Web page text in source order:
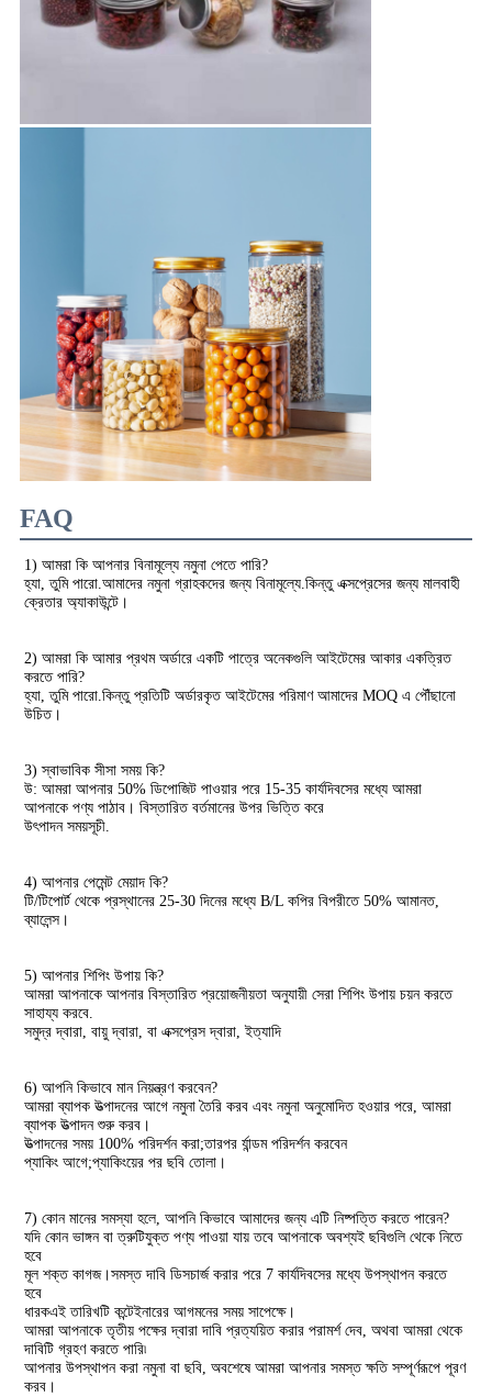
FAQ
1) আমরা কি আপনার বিনামূল্যে নমুনা পেতে পারি?
হ্যা, তুমি পারো.আমাদের নমুনা গ্রাহকদের জন্য বিনামূল্যে.কিন্তু এক্সপ্রেসের জন্য মালবাহী
ক্রেতার অ্যাকাউন্টে।
2) আমরা কি আমার প্রথম অর্ডারে একটি পাত্রে অনেকগুলি আইটেমের আকার একত্রিত
করতে পারি?
হ্যা, তুমি পারো.কিন্তু প্রতিটি অর্ডারকৃত আইটেমের পরিমাণ আমাদের MOQ এ পৌঁছানো
উচিত।
3) স্বাভাবিক সীসা সময় কি?
উ: আমরা আপনার 50% ডিপোজিট পাওয়ার পরে 15-35 কার্যদিবসের মধ্যে আমরা
আপনাকে পণ্য পাঠাব। বিস্তারিত বর্তমানের উপর ভিত্তি করে
উৎপাদন সময়সূচী.
4) আপনার পেমেন্ট মেয়াদ কি?
টি/টিপোর্ট থেকে প্রস্থানের 25-30 দিনের মধ্যে B/L কপির বিপরীতে 50% আমানত,
ব্যালেন্স।
5) আপনার শিপিং উপায় কি?
আমরা আপনাকে আপনার বিস্তারিত প্রয়োজনীয়তা অনুযায়ী সেরা শিপিং উপায় চয়ন করতে
সাহায্য করবে.
সমুদ্র দ্বারা, বায়ু দ্বারা, বা এক্সপ্রেস দ্বারা, ইত্যাদি
6) আপনি কিভাবে মান নিয়ন্ত্রণ করবেন?
আমরা ব্যাপক উত্পাদনের আগে নমুনা তৈরি করব এবং নমুনা অনুমোদিত হওয়ার পরে, আমরা
ব্যাপক উত্পাদন শুরু করব।
উত্পাদনের সময় 100% পরিদর্শন করা;তারপর র্যান্ডম পরিদর্শন করবেন
প্যাকিং আগে;প্যাকিংয়ের পর ছবি তোলা।
7) কোন মানের সমস্যা হলে, আপনি কিভাবে আমাদের জন্য এটি নিষ্পত্তি করতে পারেন?
যদি কোন ভাঙ্গন বা ত্রুটিযুক্ত পণ্য পাওয়া যায় তবে আপনাকে অবশ্যই ছবিগুলি থেকে নিতে
হবে
মূল শক্ত কাগজ।সমস্ত দাবি ডিসচার্জ করার পরে 7 কার্যদিবসের মধ্যে উপস্থাপন করতে
হবে
ধারকএই তারিখটি কন্টেইনারের আগমনের সময় সাপেক্ষে।
আমরা আপনাকে তৃতীয় পক্ষের দ্বারা দাবি প্রত্যয়িত করার পরামর্শ দেব, অথবা আমরা থেকে
দাবিটি গ্রহণ করতে পারি৷
আপনার উপস্থাপন করা নমুনা বা ছবি, অবশেষে আমরা আপনার সমস্ত ক্ষতি সম্পূর্ণরূপে পূরণ
করব।